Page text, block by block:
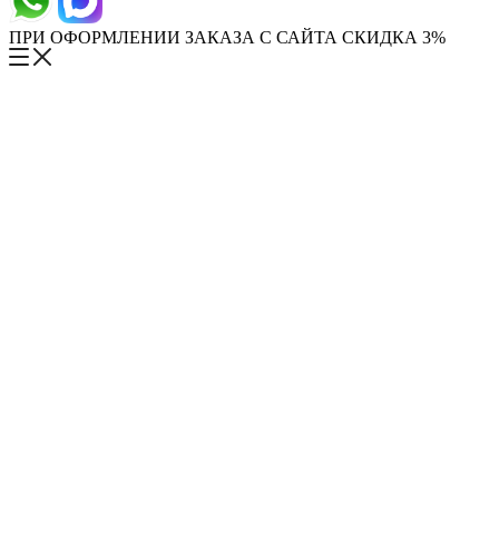
ПРИ ОФОРМЛЕНИИ ЗАКАЗА С САЙТА СКИДКА 3%